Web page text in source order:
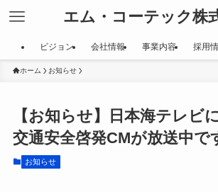
エム・コーテック株
ビジョン 会社情報 事業内容 採用
ホーム お知らせ
【お知らせ】日本海テレビ
交通安全啓発CMが放送中で
お知らせ